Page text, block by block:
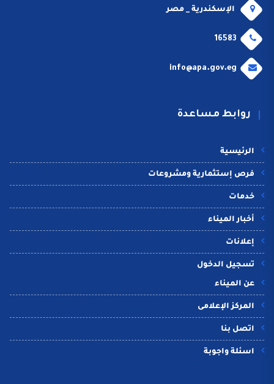
الإسكندرية _ مصر
16583
info@apa.gov.eg
روابط مساعدة
الرئيسية
فرص إستثمارية ومشروعات
خدمات
أخبار الميناء
إعلانات
تسجيل الدخول
عن الميناء
المركز الإعلامى
اتصل بنا
اسئلة واجوبة